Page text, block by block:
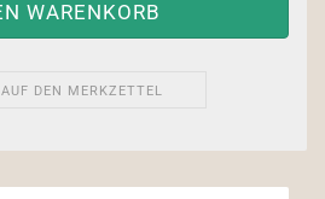
AUF DEN MERKZETTEL